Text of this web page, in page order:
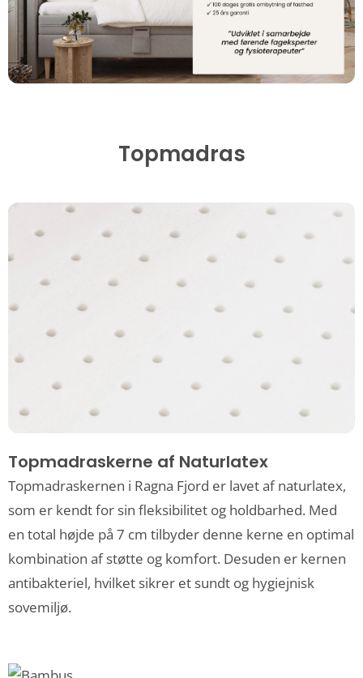
Topmadras
Topmadraskerne af Naturlatex
Topmadraskernen i Ragna Fjord er lavet af naturlatex,
som er kendt for sin fleksibilitet og holdbarhed. Med
en total højde på 7 cm tilbyder denne kerne en optimal
kombination af støtte og komfort. Desuden er kernen
antibakteriel, hvilket sikrer et sundt og hygiejnisk
sovemiljø.